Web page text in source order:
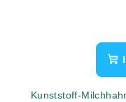
Kunststoff-